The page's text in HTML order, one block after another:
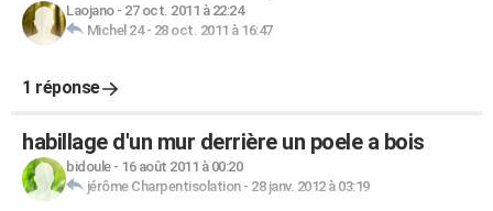
Laojano- 27 oct. 2011 à 22:24
Michel 24- 28 oct. 2011 à 16:47
1 réponse
habillage d'un mur derrière un poele a bois
bidoule- 16 août 2011 à 00:20
jérôme Charpentisolation- 28 janv. 2012 à 03:19